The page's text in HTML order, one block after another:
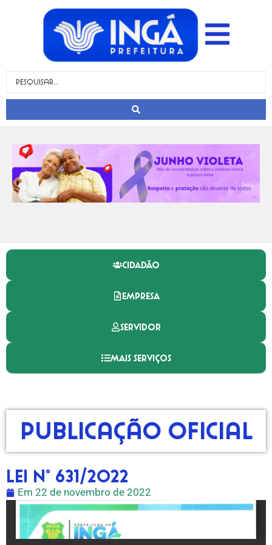
CIDADÃO
EMPRESA
SERVIDOR
MAIS SERVIÇOS
Publicação Oficial
LEI N° 631/2022
Em 22 de novembro de 2022